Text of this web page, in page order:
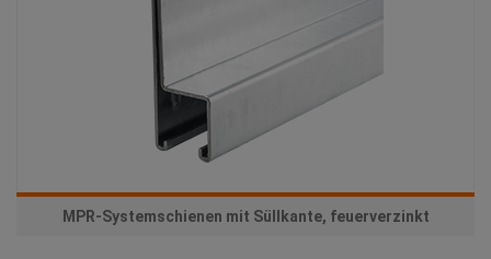
MPR-Systemschienen mit Süllkante, feuerverzinkt